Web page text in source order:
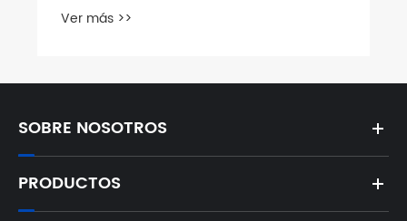
Ver más >>
SOBRE NOSOTROS
PRODUCTOS